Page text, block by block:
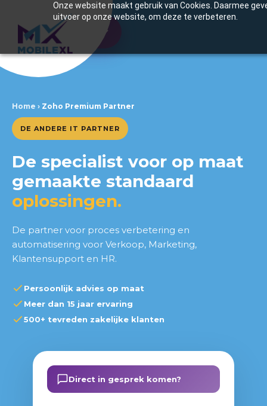
Onze website maakt gebruik van Cookies. Daarmee
uitvoer op onze website, om deze te verbeteren.
Home › Zoho Premium Partner
DE ANDERE IT PARTNER
De specialist voor op maat
gemaakte standaard
oplossingen.
De partner voor proces verbetering en
automatisering voor Verkoop, Marketing,
Klantensupport en HR.
Persoonlijk advies op maat
Meer dan 15 jaar ervaring
500+ tevreden zakelijke klanten
Direct in gesprek komen?
Inhoudsopgave
Mobile XL is jouw Zoho
Waarom kies jij voor Mobile XL
als Zoho Premium Partner?
Wij zijn Mobile XL
Eigenwijs en toonaangevend
Jouw allround partner